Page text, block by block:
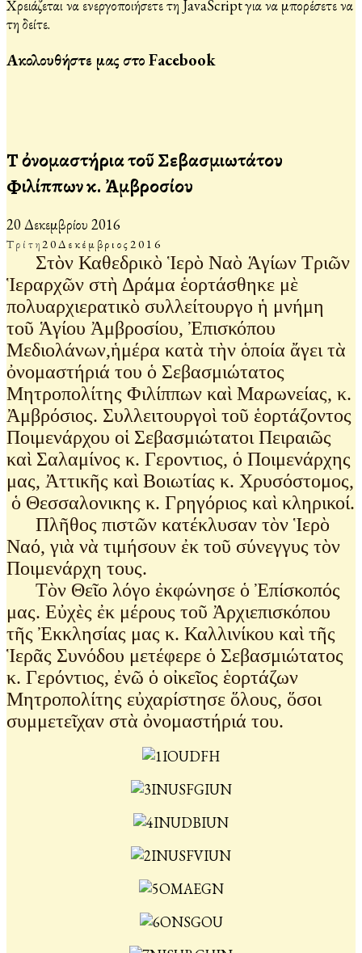
Χρειάζεται να ενεργοποιήσετε τη JavaScript για να μπορέσετε να
τη δείτε.
Ακολουθήστε μας στο Facebook
Τὰ ὀνομαστήρια τοῦ Σεβασμιωτάτου
Φιλίππων κ. Ἀμβροσίου
20 Δεκεμβρίου 2016
Τρίτη20Δεκέμβριος2016
Στὸν Καθεδρικὸ Ἱερὸ Ναὸ Ἁγίων Τριῶν
Ἱεραρχῶν στὴ Δράμα ἑορτάσθηκε μὲ
πολυαρχιερατικὸ συλλείτουργο ἡ μνήμη
τοῦ Ἁγίου Ἀμβροσίου, Ἐπισκόπου
Μεδιολάνων,ἡμέρα κατὰ τὴν ὁποία ἄγει τὰ
ὀνομαστήριά του ὁ Σεβασμιώτατος
Μητροπολίτης Φιλίππων καὶ Μαρωνείας, κ.
Ἀμβρόσιος. Συλλειτουργοὶ τοῦ ἑορτάζοντος
Ποιμενάρχου οἱ Σεβασμιώτατοι Πειραιῶς
καὶ Σαλαμίνος κ. Γεροντιος, ὁ Ποιμενάρχης
μας, Ἀττικῆς καὶ Βοιωτίας κ. Χρυσόστομος,
ὁ Θεσσαλονικης κ. Γρηγόριος καὶ κληρικοί.
Πλῆθος πιστῶν κατέκλυσαν τὸν Ἱερὸ
Ναό, γιὰ νὰ τιμήσουν ἐκ τοῦ σύνεγγυς τὸν
Ποιμενάρχη τους.
Τὸν Θεῖο λόγο ἐκφώνησε ὁ Ἐπίσκοπός
μας. Εὐχὲς ἐκ μέρους τοῦ Ἀρχιεπισκόπου
τῆς Ἐκκλησίας μας κ. Καλλινίκου καὶ τῆς
Ἱερᾶς Συνόδου μετέφερε ὁ Σεβασμιώτατος
κ. Γερόντιος, ἐνῶ ὁ οἰκεῖος ἑορτάζων
Μητροπολίτης εὐχαρίστησε ὅλους, ὅσοι
συμμετεῖχαν στὰ ὀνομαστήριά του.